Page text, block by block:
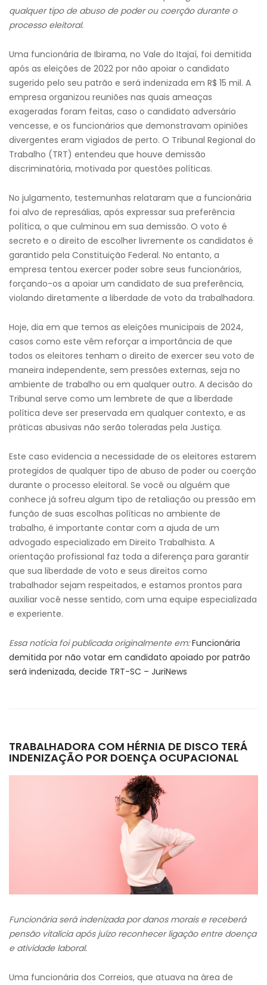
qualquer tipo de abuso de poder ou coerção durante o
processo eleitoral.
Uma funcionária de Ibirama, no Vale do Itajaí, foi demitida
após as eleições de 2022 por não apoiar o candidato
sugerido pelo seu patrão e será indenizada em R$ 15 mil. A
empresa organizou reuniões nas quais ameaças
exageradas foram feitas, caso o candidato adversário
vencesse, e os funcionários que demonstravam opiniões
divergentes eram vigiados de perto. O Tribunal Regional do
Trabalho (TRT) entendeu que houve demissão
discriminatória, motivada por questões políticas.
No julgamento, testemunhas relataram que a funcionária
foi alvo de represálias, após expressar sua preferência
política, o que culminou em sua demissão. O voto é
secreto e o direito de escolher livremente os candidatos é
garantido pela Constituição Federal. No entanto, a
empresa tentou exercer poder sobre seus funcionários,
forçando-os a apoiar um candidato de sua preferência,
violando diretamente a liberdade de voto da trabalhadora.
Hoje, dia em que temos as eleições municipais de 2024,
casos como este vêm reforçar a importância de que
todos os eleitores tenham o direito de exercer seu voto de
maneira independente, sem pressões externas, seja no
ambiente de trabalho ou em qualquer outro. A decisão do
Tribunal serve como um lembrete de que a liberdade
política deve ser preservada em qualquer contexto, e as
práticas abusivas não serão toleradas pela Justiça.
Este caso evidencia a necessidade de os eleitores estarem
protegidos de qualquer tipo de abuso de poder ou coerção
durante o processo eleitoral. Se você ou alguém que
conhece já sofreu algum tipo de retaliação ou pressão em
função de suas escolhas políticas no ambiente de
trabalho, é importante contar com a ajuda de um
advogado especializado em Direito Trabalhista. A
orientação profissional faz toda a diferença para garantir
que sua liberdade de voto e seus direitos como
trabalhador sejam respeitados, e estamos prontos para
auxiliar você nesse sentido, com uma equipe especializada
e experiente.
Essa notícia foi publicada originalmente em: Funcionária
demitida por não votar em candidato apoiado por patrão
será indenizada, decide TRT-SC – JuriNews
TRABALHADORA COM HÉRNIA DE DISCO TERÁ
INDENIZAÇÃO POR DOENÇA OCUPACIONAL
Funcionária será indenizada por danos morais e receberá
pensão vitalícia após juízo reconhecer ligação entre doença
e atividade laboral.
Uma funcionária dos Correios, que atuava na área de